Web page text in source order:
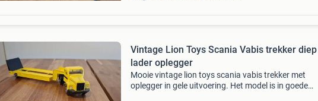
Vintage Lion Toys Scania Vabis trekker diep
lader oplegger
Mooie vintage lion toys scania vabis trekker met
oplegger in gele uitvoering. Het model is in goede